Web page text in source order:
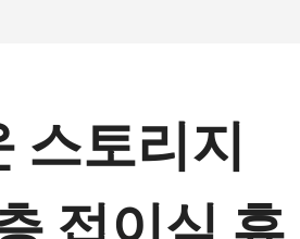
스토리지